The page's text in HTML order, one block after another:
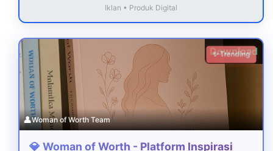
Iklan • Produk Digital
Download
✨ Trending
👤Woman of Worth Team
💎 Woman of Worth - Platform Inspirasi